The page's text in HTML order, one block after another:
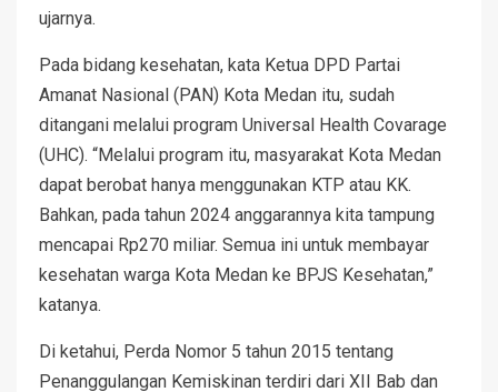
ujarnya.
Pada bidang kesehatan, kata Ketua DPD Partai
Amanat Nasional (PAN) Kota Medan itu, sudah
ditangani melalui program Universal Health Covarage
(UHC). “Melalui program itu, masyarakat Kota Medan
dapat berobat hanya menggunakan KTP atau KK.
Bahkan, pada tahun 2024 anggarannya kita tampung
mencapai Rp270 miliar. Semua ini untuk membayar
kesehatan warga Kota Medan ke BPJS Kesehatan,”
katanya.
Di ketahui, Perda Nomor 5 tahun 2015 tentang
Penanggulangan Kemiskinan terdiri dari XII Bab dan